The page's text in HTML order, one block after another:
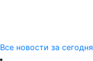
Все новости за сегодня